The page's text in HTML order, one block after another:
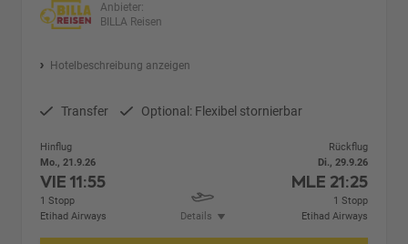
Anbieter:
BILLA Reisen
Hotelbeschreibung anzeigen
Transfer Optional: Flexibel stornierbar
Hinflug
Mo., 21.9.26
VIE11:55
1 Stopp
Etihad Airways
Details
Rückflug
Di., 29.9.26
MLE 21:25
1 Stopp
Etihad Airways